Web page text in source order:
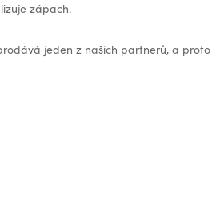
zápach.
jeden z našich partnerů, a proto